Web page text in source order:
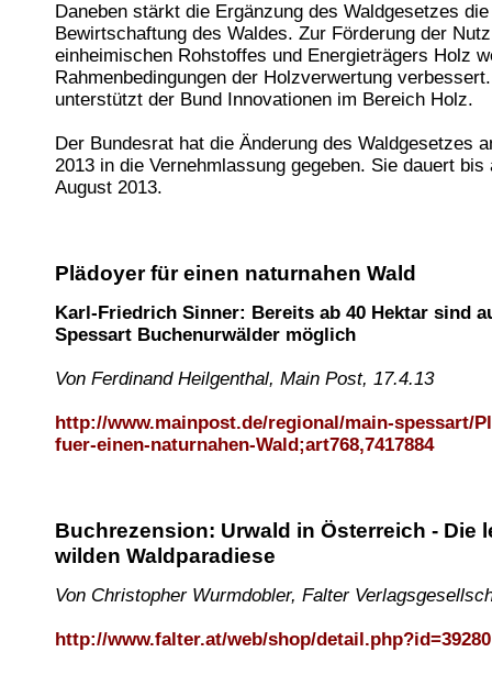
Daneben stärkt die Ergänzung des Waldgesetzes
Bewirtschaftung des Waldes. Zur Förderung der
einheimischen Rohstoffes und Energieträgers Holz
Rahmenbedingungen der Holzverwertung
unterstützt der Bund Innovationen im Bereich Holz.
Der Bundesrat hat die Änderung des Waldgesetzes
2013 in die Vernehmlassung gegeben. Sie dauert bis
August 2013.
Plädoyer für einen naturnahen Wald
Karl-Friedrich Sinner: Bereits ab 40 Hektar sind
Spessart Buchenurwälder möglich
Von Ferdinand Heilgenthal, Main Post, 17.4.13
http://www.mainpost.de/regional/main-spessart/
fuer-einen-naturnahen-Wald;art768,7417884
Buchrezension: Urwald in Österreich - Die
wilden Waldparadiese
Von Christopher Wurmdobler, Falter
http://www.falter.at/web/shop/detail.php?id=39280